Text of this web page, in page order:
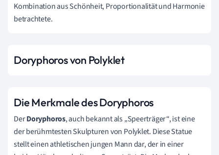
Kombination aus Schönheit, Proportionalität und Harmonie
betrachtete.
Doryphoros von Polyklet
Die Merkmale des Doryphoros
DerDoryphoros, auch bekannt als „Speerträger“, ist eine
der berühmtesten Skulpturen von Polyklet. Diese Statue
stellt einen athletischen jungen Mann dar, der in einer